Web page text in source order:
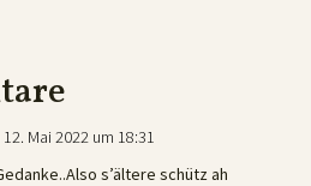
12. Mai 2022 um 18:31
s’ältere schütz ah